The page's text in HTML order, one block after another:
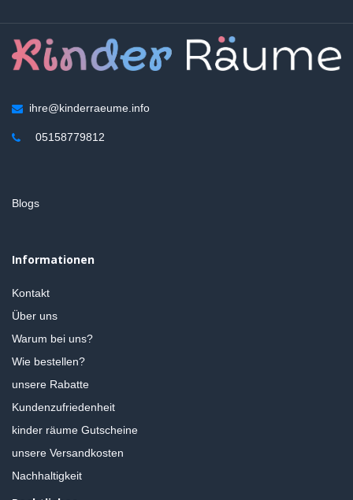
ihre@kinderraeume.info
05158779812
Blogs
Informationen
Kontakt
Über uns
Warum bei uns?
Wie bestellen?
unsere Rabatte
Kundenzufriedenheit
kinder räume Gutscheine
unsere Versandkosten
Nachhaltigkeit